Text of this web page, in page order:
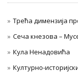
Трећа димензија
Сеча кнезова –
Кула Ненадовића
Културно-